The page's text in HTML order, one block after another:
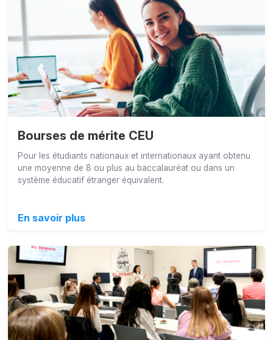
Bourses de mérite CEU
Pour les étudiants nationaux et internationaux ayant obtenu
une moyenne de 8 ou plus au baccalauréat ou dans un
système éducatif étranger équivalent.
En savoir plus